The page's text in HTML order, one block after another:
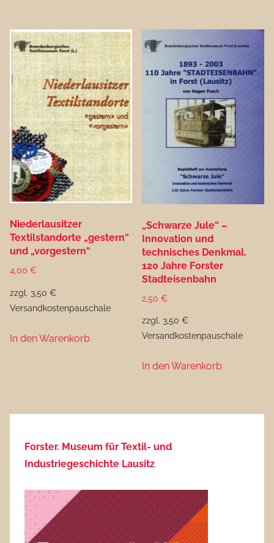
Niederlausitzer
Textilstandorte „gestern“
und „vorgestern“
4,00 €
zzgl. 3,50 €
Versandkostenpauschale
In den Warenkorb
„Schwarze Jule“ –
Innovation und
technisches Denkmal.
120 Jahre Forster
Stadteisenbahn
2,50€
zzgl. 3,50 €
Versandkostenpauschale
In den Warenkorb
Forster. Museum für Textil- und
Industriegeschichte Lausitz